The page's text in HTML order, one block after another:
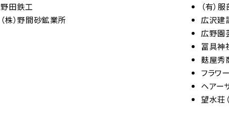
野田鉄工
（株）野間砂鉱業所
（有）
広沢建
広野園
冨具神
麸屋秀
フラワ
ヘアー
望水荘（